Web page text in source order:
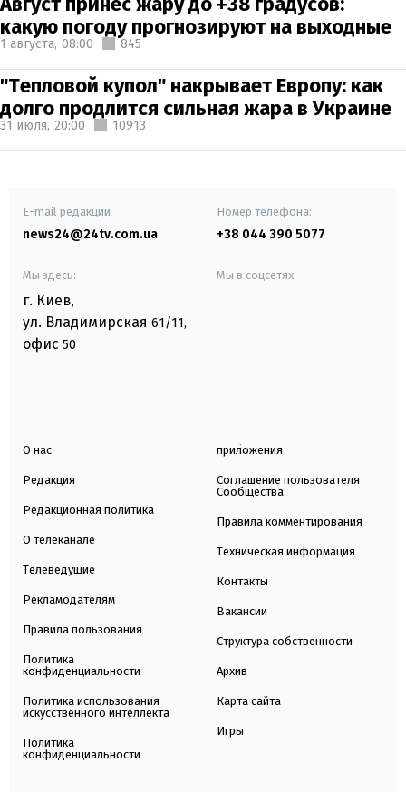
какую погоду прогнозируют на выходные
1 августа, 08:00 845
"Тепловой купол" накрывает Европу: как
долго продлится сильная жара в Украине
31 июля, 20:00 10913
E-mail редакции
news24@24tv.com.ua
Номер телефона:
+38 044 390 5077
Мы здесь:
г. Киев,
ул. Владимирская 61/11,
офис 50
Мы в соцсетях:
О нас
Редакция
Редакционная политика
О телеканале
Телеведущие
Рекламодателям
Правила пользования
Политика
конфиденциальности
Политика использования
искусственного интеллекта
Политика
конфиденциальности
приложения
Соглашение пользователя
Сообщества
Правила комментирования
Техническая информация
Контакты
Вакансии
Структура собственности
Архив
Карта сайта
Игры